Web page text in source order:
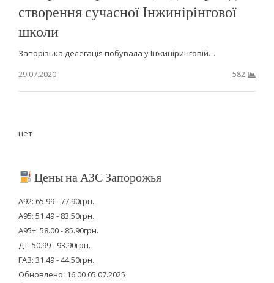
створення сучасної Інжинірінгової
школи
Запорізька делегація побувала у Інжиніринговій…
29.07.2020
582
нет
Цены на АЗС Запорожья
А92: 65.99 - 77.90грн.
А95: 51.49 - 83.50грн.
А95+: 58.00 - 85.90грн.
ДТ: 50.99 - 93.90грн.
ГАЗ: 31.49 - 44.50грн.
Обновлено: 16:00 05.07.2025